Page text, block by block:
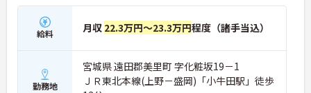
給料 月収 22.3万円～23.3万円程度（諸手当込）
勤務地
宮城県 遠田郡美里町 字化粧坂19－1
ＪＲ東北本線(上野－盛岡)「小牛田駅」徒歩